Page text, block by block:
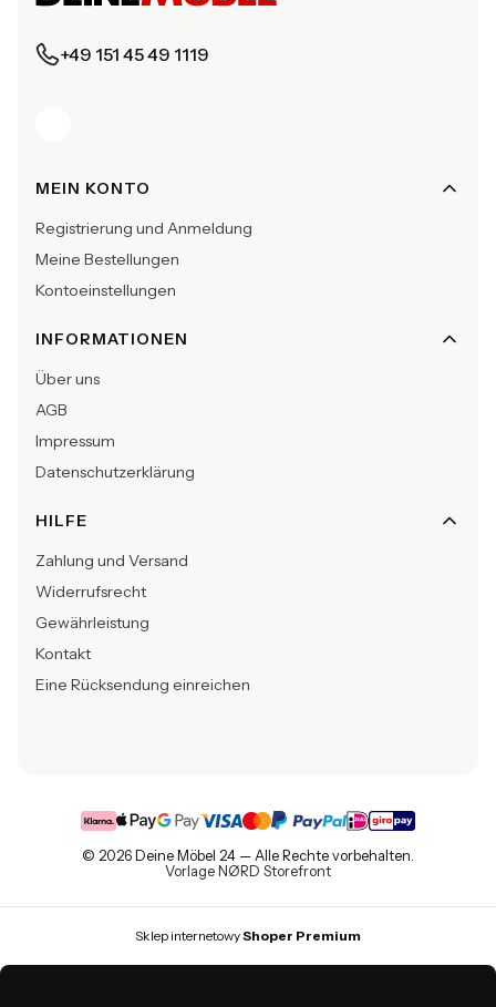
+49 151 45 49 1119
Fußzeilenmenü
MEIN KONTO
Registrierung und Anmeldung
Meine Bestellungen
Kontoeinstellungen
INFORMATIONEN
Über uns
AGB
Impressum
Datenschutzerklärung
HILFE
Zahlung und Versand
Widerrufsrecht
Gewährleistung
Kontakt
Eine Rücksendung einreichen
© 2026 Deine Möbel 24 — Alle Rechte vorbehalten.
Vorlage NØRD Storefront
Sklep internetowyShoper Premium